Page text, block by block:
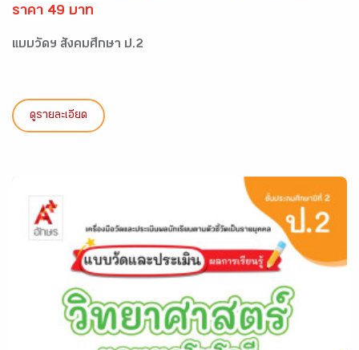
ราคา 49 บาท
แบบวัดฯ สังคมศึกษา ป.2
ดูรายละเอียด